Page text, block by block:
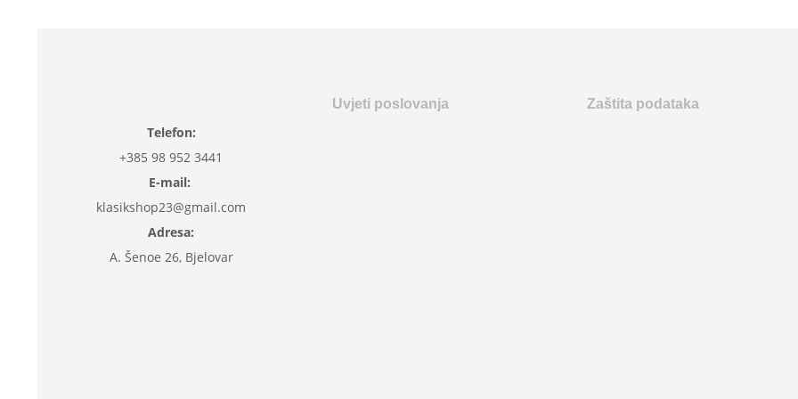
Telefon:
+385 98 952 3441
E-mail:
klasikshop23@gmail.com
Adresa:
A. Šenoe 26, Bjelovar
Uvjeti poslovanja Zaštita podataka